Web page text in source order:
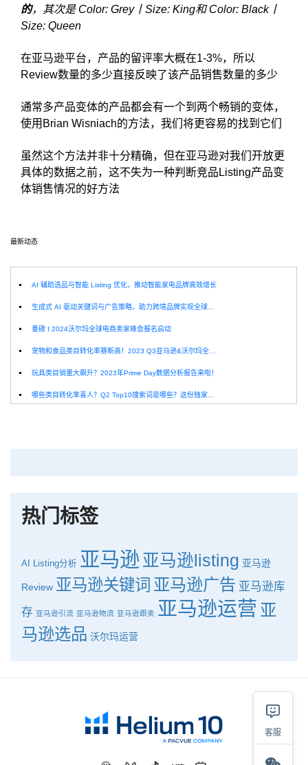
的，其次是 Color: Grey丨Size: King和 Color: Black丨
Size: Queen
在亚马逊平台，产品的留评率大概在1-3%，所以
Review数量的多少直接反映了该产品销售数量的多少
通常多产品变体的产品都会有一个到两个畅销的变体，
使用Brian Wisniach的方法，我们将更容易的找到它们
虽然这个方法并非十分精确，但在亚马逊对我们开放更
具体的数据之前，这不失为一种判断竞品Listing产品变
体销售情况的好方法
最新动态
AI 辅助选品与智能 Listing 优化，推动智能家电品牌高效增长
生成式 AI 驱动关键词与广告策略，助力跨境品牌实现全球增长突破
重磅 I 2024沃尔玛全球电商卖家峰会报名启动
宠物和食品类目转化率赛新高！2023 Q3亚马逊&沃尔玛全球电商CPC数据发布！
玩具类目销量大飙升？2023年Prime Day数据分析报告来啦！
哪些类目转化率喜人？Q2 Top10搜索词是哪些？这份独家报告来解答！
热门标签
AI Listing分析 亚马逊 亚马逊listing 亚马逊
Review 亚马逊关键词 亚马逊广告 亚马逊库
存 亚马逊引流 亚马逊物流 亚马逊跟卖 亚马逊运营 亚
马逊选品 沃尔玛运营
客服